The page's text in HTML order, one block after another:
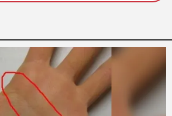
完全リタイアを遅らせて資金が必要な
を縮める方法
女性2026年6月23日号
単身リスク」への備え方》死別・未
離婚…「人生100年時代」の落とし穴
こりうる危機、親子“共…